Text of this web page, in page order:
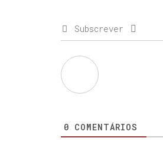
Subscrever
0 COMENTÁRIOS